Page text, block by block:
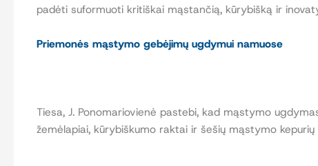
padėti suformuoti kritiškai mąstančią, kūrybišką ir
Priemonės mąstymo gebėjimų ugdymui namuose
Tiesa, J. Ponomariovienė pastebi, kad mąstymo
žemėlapiai, kūrybiškumo raktai ir šešių mąstymo